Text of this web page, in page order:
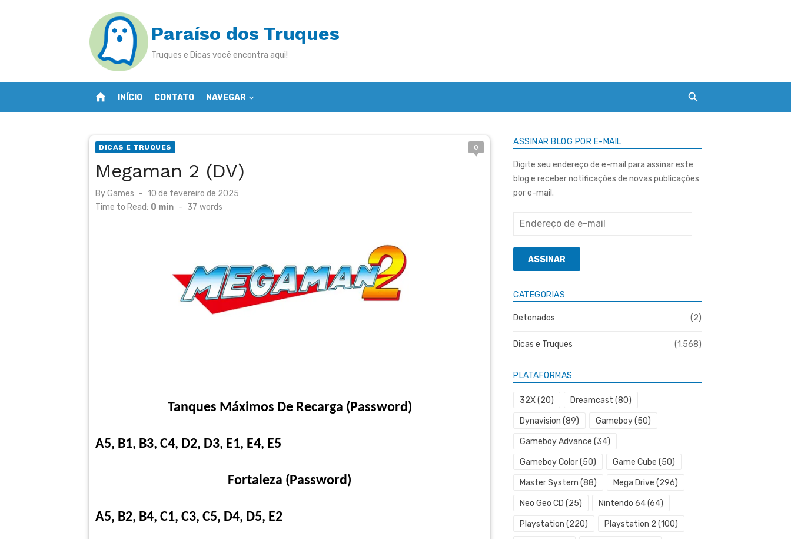
Paraíso dos Truques
Truques e Dicas você encontra aqui!
home INÍCIO CONTATO NAVEGAR
DICAS E TRUQUES 0
Megaman 2 (DV)
ByGames
Posted
on
10 de fevereiro de 2025
Time to Read: 0 min - 37 words
Tanques Máximos De Recarga (Password)
A5, B1, B3, C4, D2, D3, E1, E4, E5
Fortaleza (Password)
A5, B2, B4, C1, C3, C5, D4, D5, E2
ASSINAR BLOG POR E-MAIL
Digite seu endereço de e-mail para assinar este
blog e receber notificações de novas publicações
por e-mail.
Endereço
e-
mailASSINAR
CATEGORIAS
Detonados (2)
Dicas e Truques (1.568)
PLATAFORMAS
32X(20) Dreamcast (80)
Dynavision (89) Gameboy(50)
Gameboy Advance (34)
Gameboy Color(50) Game Cube (50)
Master System (88) Mega Drive (296)
Neo Geo CD (25) Nintendo 64(64)
Playstation (220) Playstation 2 (100)